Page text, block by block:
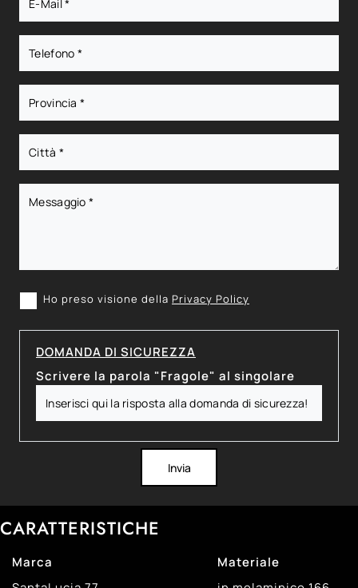
Ho preso visione della Privacy Policy
DOMANDA DI SICUREZZA
Scrivere la parola "Fragole" al singolare
Invia
CARATTERISTICHE
Marca
Materiale